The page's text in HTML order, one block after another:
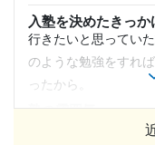
---
※料金は口コミされた方が
能性がございますので、詳
通塾頻度
---
1日あたりの授業時
ん。しかし、参考書
塾周辺の環境
入塾を決めたきっか
行きたいと思ってい
のような勉強をすれ
ったから。